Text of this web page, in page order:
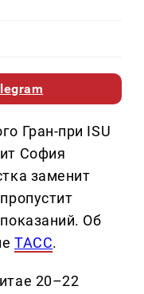
Гран-при ISU
София
заменит
Об
ТАСС.
20–22